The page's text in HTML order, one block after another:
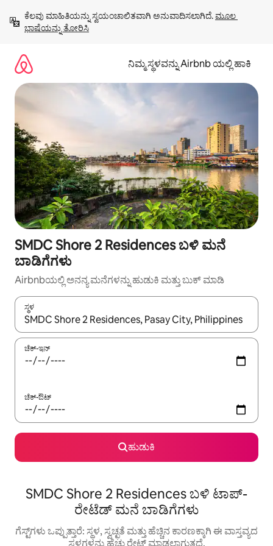
ಹೋಗಿ
ಕೆಲವು ಮಾಹಿತಿಯನ್ನು ಸ್ವಯಂಚಾಲಿತವಾಗಿ ಅನುವಾದಿಸಲಾಗಿದೆ. ಮೂಲ
ಭಾಷೆಯನ್ನು ತೋರಿಸಿ
ನಿಮ್ಮ ಸ್ಥಳವನ್ನು Airbnb ಯಲ್ಲಿ ಹಾಕಿ
SMDC Shore 2 Residences ಬಳಿ ಮನೆ
ಬಾಡಿಗೆಗಳು
Airbnbಯಲ್ಲಿ ಅನನ್ಯ ಮನೆಗಳನ್ನು ಹುಡುಕಿ ಮತ್ತು ಬುಕ್ ಮಾಡಿ
ಸ್ಥಳ
ಫಲಿತಾಂಶಗಳು ಲಭ್ಯವಿರುವಾಗ, ಅಪ್ ಮತ್ತು ಡೌನ್ ಬಾಣದ ಕೀಲಿಗಳೊಂದಿಗೆ
ಚೆಕ್-ಇನ್
ಚೆಕ್-ಔಟ್
ಹುಡುಕಿ
SMDC Shore 2 Residences ಬಳಿ ಟಾಪ್-
ರೇಟೆಡ್ ಮನೆ ಬಾಡಿಗೆಗಳು
ಗೆಸ್ಟ್‌ಗಳು ಒಪ್ಪುತ್ತಾರೆ: ಸ್ಥಳ, ಸ್ವಚ್ಛತೆ ಮತ್ತು ಹೆಚ್ಚಿನ ಕಾರಣಕ್ಕಾಗಿ ಈ ವಾಸ್ತವ್ಯದ
ಸ್ಥಳಗಳನ್ನು ಹೆಚ್ಚು ರೇಟ್ ಮಾಡಲಾಗುತ್ತದೆ.